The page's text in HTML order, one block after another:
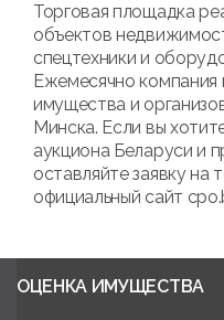
Торговая площадка
объектов
спецтехники и
Ежемесячно компания
имущества и
Минска. Если вы
аукциона Беларуси и
оставляйте заявку на
официальный сайт
ОЦЕНКА ИМУЩЕСТВА